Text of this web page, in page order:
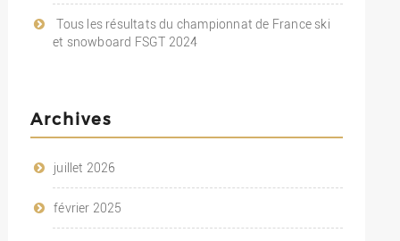
Tous les résultats du championnat de France ski
et snowboard FSGT 2024
Archives
juillet 2026
février 2025